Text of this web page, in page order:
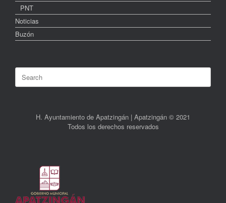
PNT
Noticias
Buzón
Search
for:
H. Ayuntamiento de Apatzingán | Apatzingán © 2021
Todos los derechos reservados